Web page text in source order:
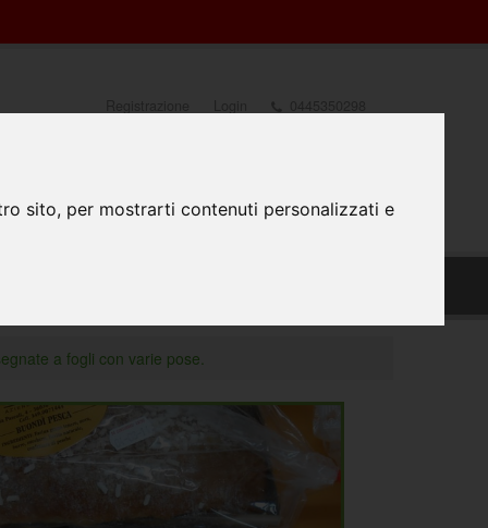
sito, per mostrarti contenuti personalizzati e
PREPARAZIONE FILE #FATTODAPRINTA
a fogli con varie pose.